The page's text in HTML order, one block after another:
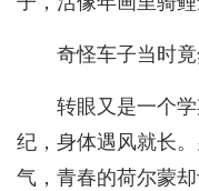
奇怪车子当时
转眼又是一个
纪，身体遇风就长
气，青春的荷尔蒙